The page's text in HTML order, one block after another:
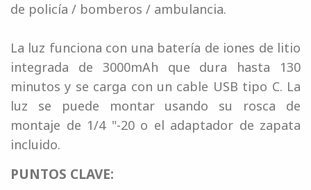
de policía / bomberos / ambulancia.
La luz funciona con una batería de iones de litio
integrada de 3000mAh que dura hasta 130
minutos y se carga con un cable USB tipo C. La
luz se puede montar usando su rosca de
montaje de 1/4 "-20 o el adaptador de zapata
incluido.
PUNTOS CLAVE: